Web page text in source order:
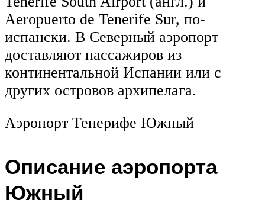
Aeropuerto de Tenerife Sur, по-
испански. В Северный аэропорт
доставляют пассажиров из
континентальной Испании или с
других островов архипелага.
Аэропорт Тенерифе Южный
Описание аэропорта
Южный